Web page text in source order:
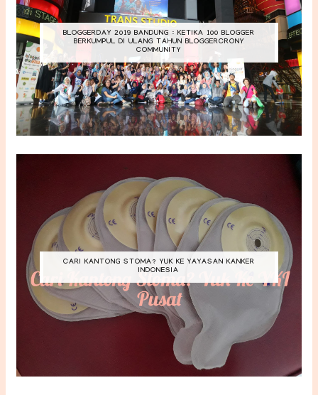
BLOGGERDAY 2019 BANDUNG : KETIKA 100 BLOGGER
BERKUMPUL DI ULANG TAHUN BLOGGERCRONY
COMMUNITY
CARI KANTONG STOMA? YUK KE YAYASAN KANKER
INDONESIA